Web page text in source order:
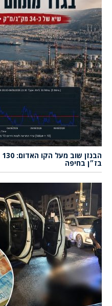
בז״ן בחיפה